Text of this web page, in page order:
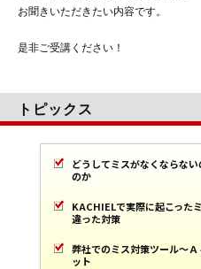
お聞きいただきたい内容です。
是非ご受講ください！
トピックス
どうしてミスがなくならな
のか
KACHIELで実際に起こった
違った対策
弊社でのミス対策ツール～
ット